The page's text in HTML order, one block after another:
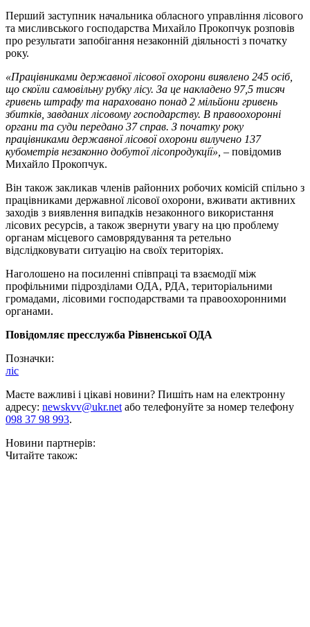
Перший заступник начальника обласного управління лісового
та мисливського господарства Михайло Прокопчук розповів
про результати запобігання незаконній діяльності з початку
року.
«Працівниками державної лісової охорони виявлено 245 осіб,
що скоїли самовільну рубку лісу. За це накладено 97,5 тисяч
гривень штрафу та нараховано понад 2 мільйони гривень
збитків, завданих лісовому господарству. В правоохоронні
органи та суди передано 37 справ. З початку року
працівниками державної лісової охорони вилучено 137
кубометрів незаконно добутої лісопродукції», – повідомив
Михайло Прокопчук.
Він також закликав членів районних робочих комісій спільно з
працівниками державної лісової охорони, вживати активних
заходів з виявлення випадків незаконного використання
лісових ресурсів, а також звернути увагу на цю проблему
органам місцевого самоврядування та ретельно
відслідковувати ситуацію на своїх територіях.
Наголошено на посиленні співпраці та взаємодії між
профільними підрозділами ОДА, РДА, територіальними
громадами, лісовими господарствами та правоохоронними
органами.
Повідомляє пресслужба Рівненської ОДА
Позначки:
ліс
Маєте важливі і цікаві новини? Пишіть нам на електронну
адресу: newskvv@ukr.netабо телефонуйте за номер телефону
098 37 98 993.
Новини партнерів:
Читайте також: